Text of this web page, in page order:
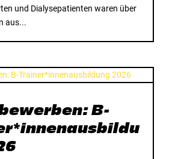
und Dialysepatienten waren über
aus...
B-